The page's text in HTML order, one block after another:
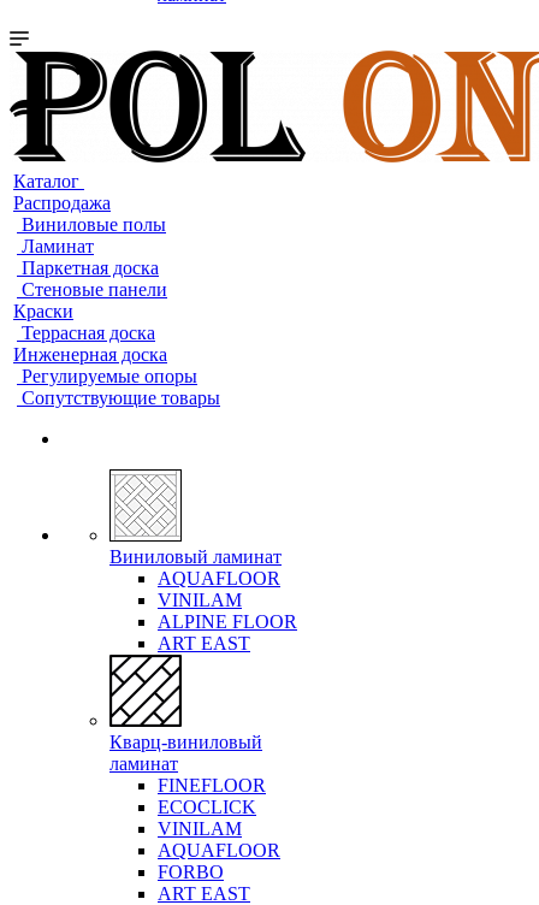
Каталог
Распродажа
Виниловые полы
Ламинат
Паркетная доска
Стеновые панели
Краски
Террасная доска
Инженерная доска
Регулируемые опоры
Сопутствующие товары
Виниловый ламинат
AQUAFLOOR
VINILAM
ALPINE FLOOR
ART EAST
Кварц-виниловый
ламинат
FINEFLOOR
ECOCLICK
VINILAM
AQUAFLOOR
FORBO
ART EAST